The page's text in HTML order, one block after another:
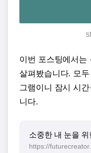
이번 포스팅에서는
살펴봤습니다. 모
그램이니 잠시 시
니다.
소중한 내 눈을 위
https://